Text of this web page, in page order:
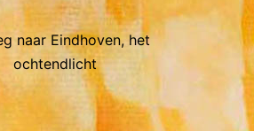
naar Eindhoven, het
ochtendlicht